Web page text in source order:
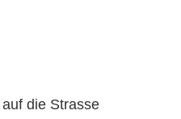
die Strasse